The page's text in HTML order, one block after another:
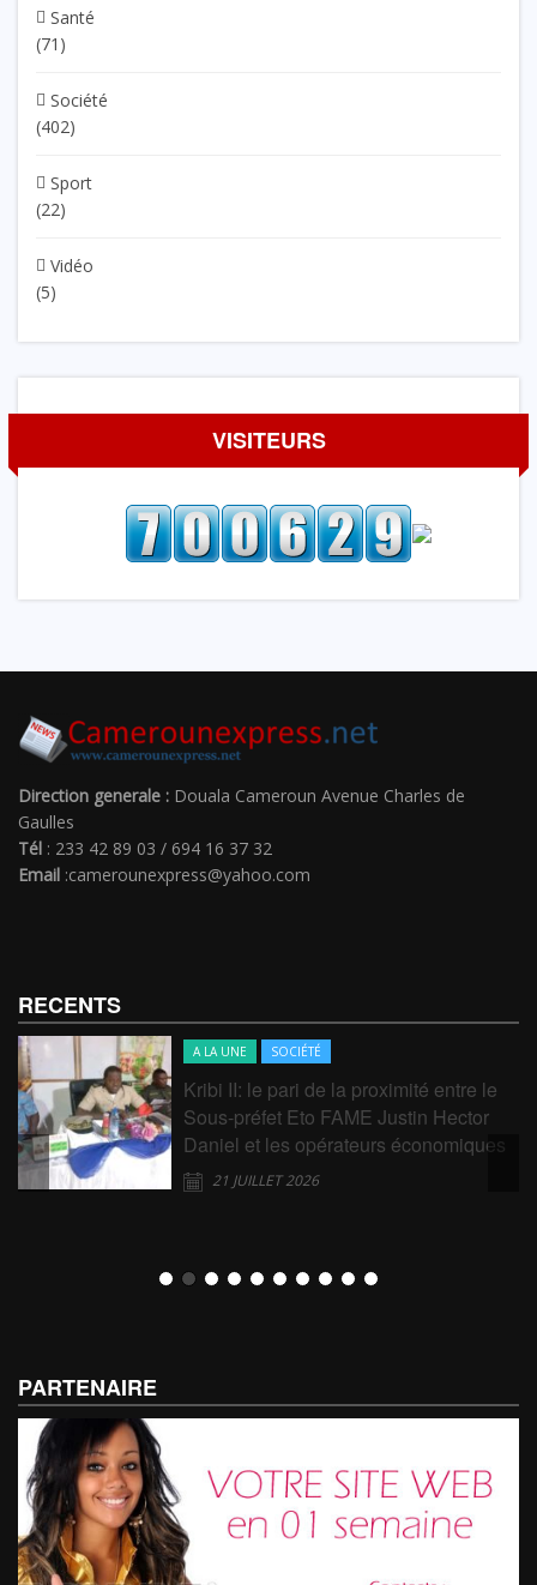
Santé
(71)
Société
(402)
Sport
(22)
Vidéo
(5)
VISITEURS
Direction generale : Douala Cameroun Avenue Charles de
Gaulles
Tél : 233 42 89 03 / 694 16 37 32
Email :camerounexpress@yahoo.com
RECENTS
A LA UNE SOCIÉTÉ
Kribi II: le pari de la proximité entre le
Sous-préfet Eto FAME Justin Hector
Daniel et les opérateurs économiques
21 JUILLET 2026
PARTENAIRE